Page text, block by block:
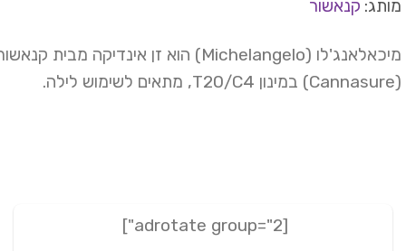
קנאשור
מיכאלאנג'לו (Michelangelo) הוא זן אינדיקה מבית קנאשור